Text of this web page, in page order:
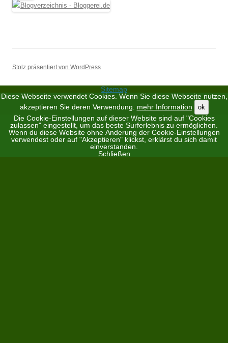
Stolz präsentiert von WordPress
Sitemap
Diese Webseite verwendet Cookies. Wenn Sie diese Webseite nutzen,
akzeptieren Sie deren Verwendung. mehr Information ok
Die Cookie-Einstellungen auf dieser Website sind auf "Cookies
zulassen" eingestellt, um das beste Surferlebnis zu ermöglichen.
Wenn du diese Website ohne Änderung der Cookie-Einstellungen
verwendest oder auf "Akzeptieren" klickst, erklärst du sich damit
einverstanden.
Schließen